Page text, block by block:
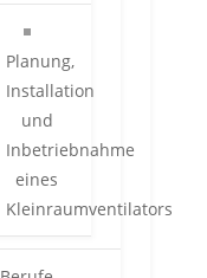
Planung,
Installation
und
Inbetriebnahme
eines
Kleinraumventilators